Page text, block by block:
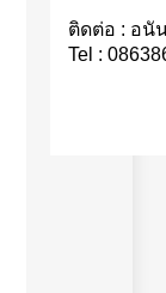
ติดต่อ : อนั
Tel :